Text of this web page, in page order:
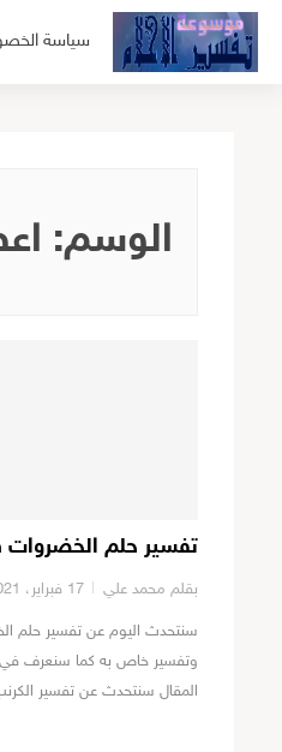
التجاوز
سياسة
الوسم:
تفسير حلم الخضروات
بقلم محمد علي 17 فبراير، 2021
سنتحدث اليوم عن تفسير حلم
وتفسير خاص به كما سنعرف في
المقال سنتحدث عن تفسير